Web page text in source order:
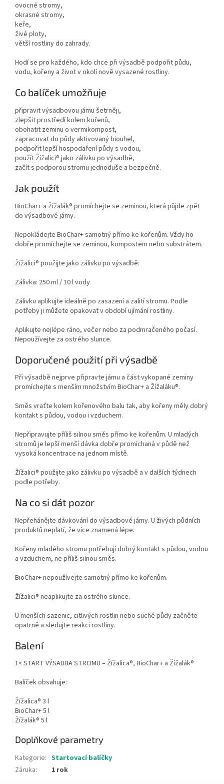
ovocné stromy,
okrasné stromy,
keře,
živé ploty,
větší rostliny do zahrady.
Hodí se pro každého, kdo chce při výsadbě podpořit půdu,
vodu, kořeny a život v okolí nově vysazené rostliny.
Co balíček umožňuje
připravit výsadbovou jámu šetrněji,
zlepšit prostředí kolem kořenů,
obohatit zeminu o vermikompost,
zapracovat do půdy aktivovaný biouhel,
podpořit lepší hospodaření půdy s vodou,
použít Žížalici® jako zálivku po výsadbě,
začít s podporou stromu jednoduše a bezpečně.
Jak použít
BioChar+ a Žížalák® promíchejte se zeminou, která půjde zpět
do výsadbové jámy.
Nepokládejte BioChar+ samotný přímo ke kořenům. Vždy ho
dobře promíchejte se zeminou, kompostem nebo substrátem.
Žížalici® použijte jako zálivku po výsadbě:
Zálivka: 250 ml / 10 l vody
Zálivku aplikujte ideálně po zasazení a zalití stromu. Podle
potřeby ji můžete opakovat v období ujímání rostliny.
Aplikujte nejlépe ráno, večer nebo za podmračeného počasí.
Nepoužívejte za ostrého slunce.
Doporučené použití při výsadbě
Při výsadbě nejprve připravte jámu a část vykopané zeminy
promíchejte s menším množstvím BioChar+ a Žížaláku®.
Směs vraťte kolem kořenového balu tak, aby kořeny měly dobrý
kontakt s půdou, vodou i vzduchem.
Nepřipravujte příliš silnou směs přímo ke kořenům. U mladých
stromů je lepší menší dávka dobře promíchaná v půdě než
vysoká koncentrace na jednom místě.
Žížalici® použijte jako zálivku po výsadbě a v dalších týdnech
podle potřeby.
Na co si dát pozor
Nepřehánějte dávkování do výsadbové jámy. U živých půdních
produktů neplatí, že více znamená lépe.
Kořeny mladého stromu potřebují dobrý kontakt s půdou, vodou
a vzduchem, ne příliš silnou směs.
BioChar+ nepoužívejte samotný přímo ke kořenům.
Žížalici® neaplikujte za ostrého slunce.
U menších sazenic, citlivých rostlin nebo suché půdy začněte
opatrně a sledujte reakci rostliny.
Balení
1× START VÝSADBA STROMU – Žížalica®, BioChar+ a Žížalák®
Balíček obsahuje:
Žížalica® 3 l
BioChar+ 5 l
Žížalák® 5 l
Doplňkové parametry
Kategorie: Startovací balíčky
Záruka: 1 rok